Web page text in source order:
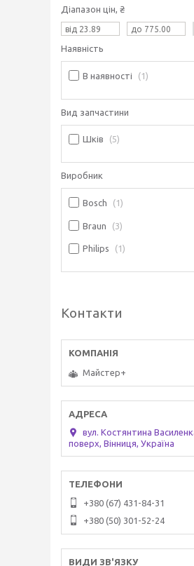
Діапазон цін, ₴
Наявність
В наявності 1
Вид запчастини
Шків 5
Виробник
Bosch 1
Braun 3
Philips 1
Контакти
Майстер+
вул. Костянтина
поверх, Вінниця, Україна
+380 (67) 431-84-31
+380 (50) 301-52-24